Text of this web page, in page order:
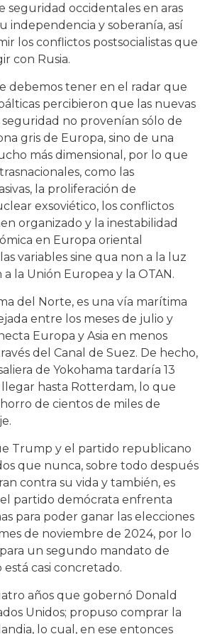
seguridad occidentales en aras
independencia y soberanía, así
los conflictos postsocialistas que
con Rusia.
debemos tener en el radar que
percibieron que las nuevas
seguridad no provenían sólo de
gris de Europa, sino de una
más dimensional, por lo que
como las
la proliferación de
exsoviético, los conflictos
organizado y la inestabilidad
en Europa oriental
variables sine qua non a la luz
a la Unión Europea y la OTAN.
del Norte, es una vía marítima
entre los meses de julio y
Europa y Asia en menos
del Canal de Suez. De hecho,
de Yokohama tardaría 13
hasta Rotterdam, lo que
de cientos de miles de
Trump y el partido republicano
que nunca, sobre todo después
contra su vida y también, es
partido demócrata enfrenta
para poder ganar las elecciones
de noviembre de 2024, por lo
un segundo mandato de
casi concretado.
años que gobernó Donald
Unidos; propuso comprar la
lo cual, en ese entonces